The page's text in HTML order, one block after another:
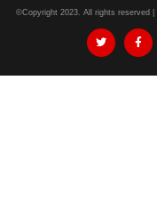
©Copyright 2023. All rights reserved |